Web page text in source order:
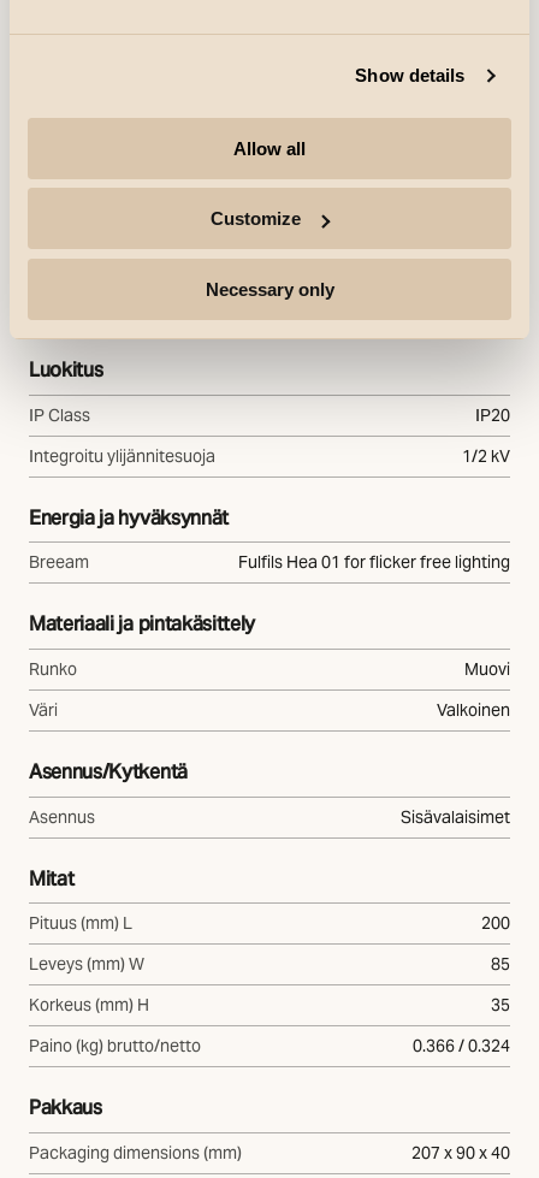
Show details
Allow all
Customize
Necessary only
Jännite
220-240V
B10: 6, B16: 12, C10: 9, C16:
Ohjaus/himmennys
Luokitus
IP Class
IP20
Integroitu ylijännitesuoja
1/2 kV
Energia ja hyväksynnät
Breeam Fulfils Hea 01 for flicker free lighting
Materiaali ja pintakäsittely
Runko
Muovi
Väri
Valkoinen
Asennus/Kytkentä
Asennus Sisävalaisimet
Mitat
Pituus (mm) L
200
Leveys (mm) W
85
Korkeus (mm) H
35
Paino (kg) brutto/netto
0.366 / 0.324
Pakkaus
Packaging dimensions (mm) 207 x 90 x 40